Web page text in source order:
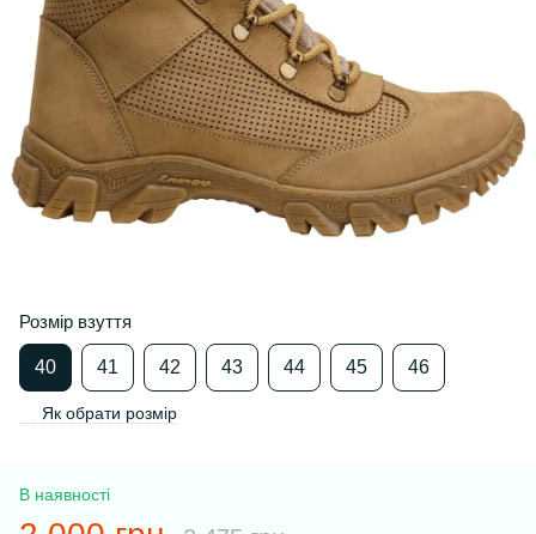
Розмір взуття
40 41 42 43 44 45 46
Як обрати розмір
В наявності